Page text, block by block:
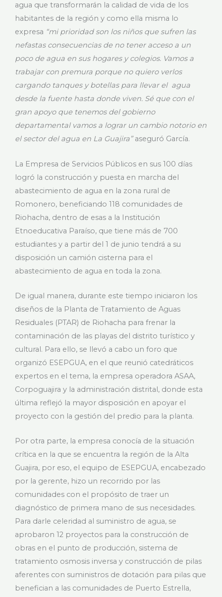
agua que transformarán la calidad de vida de los
habitantes de la región y como ella misma lo
expresa “mi prioridad son los niños que sufren las
nefastas consecuencias de no tener acceso a un
poco de agua en sus hogares y colegios. Vamos a
trabajar con premura porque no quiero verlos
cargando tanques y botellas para llevar el agua
desde la fuente hasta donde viven. Sé que con el
gran apoyo que tenemos del gobierno
departamental vamos a lograr un cambio notorio en
el sector del agua en La Guajira”aseguró García.
La Empresa de Servicios Públicos en sus 100 días
logró la construcción y puesta en marcha del
abastecimiento de agua en la zona rural de
Romonero, beneficiando 118 comunidades de
Riohacha, dentro de esas a la Institución
Etnoeducativa Paraíso, que tiene más de 700
estudiantes y a partir del 1 de junio tendrá a su
disposición un camión cisterna para el
abastecimiento de agua en toda la zona.
De igual manera, durante este tiempo iniciaron los
diseños de la Planta de Tratamiento de Aguas
Residuales (PTAR) de Riohacha para frenar la
contaminación de las playas del distrito turístico y
cultural. Para ello, se llevó a cabo un foro que
organizó ESEPGUA, en el que reunió catedráticos
expertos en el tema, la empresa operadora ASAA,
Corpoguajira y la administración distrital, donde esta
última reflejó la mayor disposición en apoyar el
proyecto con la gestión del predio para la planta.
Por otra parte, la empresa conocía de la situación
crítica en la que se encuentra la región de la Alta
Guajira, por eso, el equipo de ESEPGUA, encabezado
por la gerente, hizo un recorrido por las
comunidades con el propósito de traer un
diagnóstico de primera mano de sus necesidades.
Para darle celeridad al suministro de agua, se
aprobaron 12 proyectos para la construcción de
obras en el punto de producción, sistema de
tratamiento osmosis inversa y construcción de pilas
aferentes con suministros de dotación para pilas que
benefician a las comunidades de Puerto Estrella,